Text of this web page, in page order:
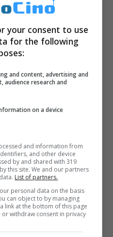
i dischi se
your consent to use
for the following
and content, advertising and
audience research and
on a device
and information from
and other device
by and shared with 319
this site. We and our partners
List of partners.
personal data on the basis
can object to by managing
link at the bottom of this page
withdraw consent in privacy